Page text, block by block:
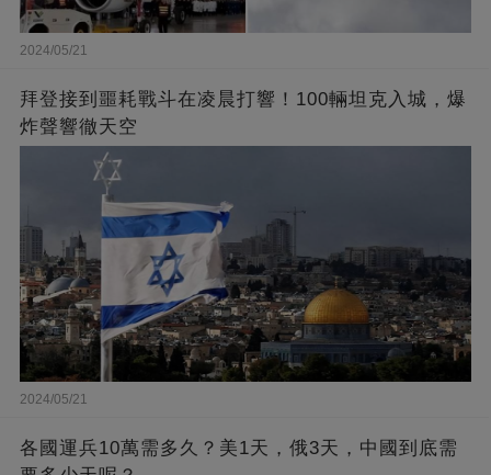
2024/05/21
拜登接到噩耗戰斗在凌晨打響！100輛坦克入城，爆
炸聲響徹天空
2024/05/21
各國運兵10萬需多久？美1天，俄3天，中國到底需